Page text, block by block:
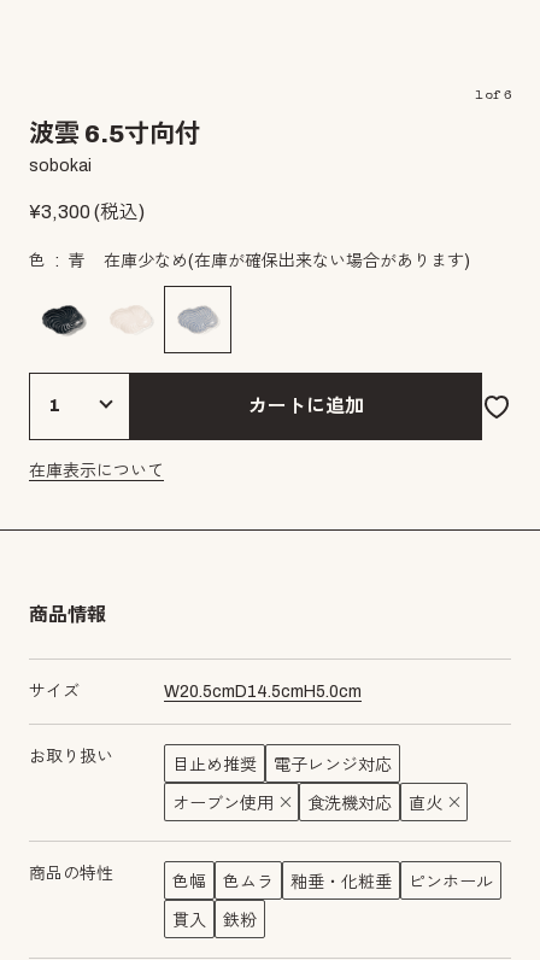
1of 6
波雲 6.5寸向付
sobokai
¥3,300(税込)
色 青 在庫少なめ(在庫が確保出来ない場合があります)
カートに追加
在庫表示について
商品情報
サイズ W20.5cm D14.5cm H5.0cm
お取り扱い 目止め推奨 電子レンジ対応
オーブン使用 食洗機対応 直火
商品の特性 色幅 色ムラ 釉垂・化粧垂 ピンホール
貫入 鉄粉